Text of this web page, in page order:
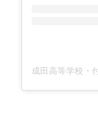
成田高等学校・